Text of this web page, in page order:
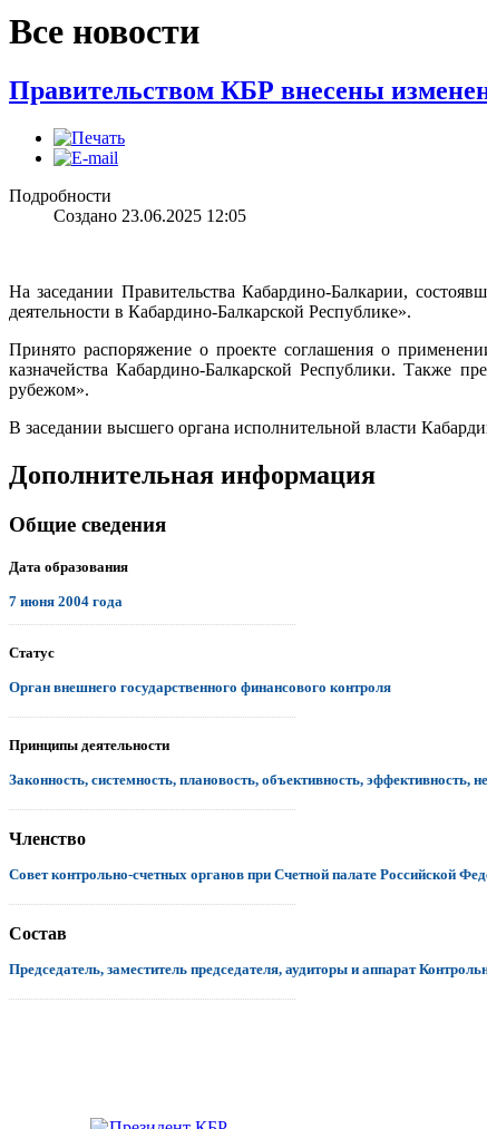
Все новости
Правительством КБР внесены
Подробности
Создано 23.06.2025 12:05
На заседании Правительства Кабардино-Балкарии,
деятельности в Кабардино-Балкарской Республике».
Принято распоряжение о проекте соглашения о
казначейства Кабардино-Балкарской Республики. Также
рубежом».
В заседании высшего органа исполнительной власти
Дополнительная информация
Общие сведения
Дата образования
7 июня 2004 года
Статус
Орган внешнего государственного финансового контроля
Принципы деятельности
Законность, системность, плановость, объективность, эффективность,
Членство
Совет контрольно-счетных органов при Счетной палате Российской
Состав
Председатель, заместитель председателя, аудиторы и аппарат